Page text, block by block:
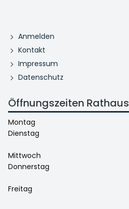
Anmelden
Kontakt
Impressum
Datenschutz
Öffnungszeiten Rathaus
Montag
Dienstag
Mittwoch
Donnerstag
Freitag